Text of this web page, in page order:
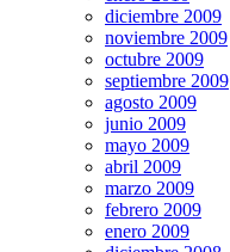
diciembre 2009
noviembre 2009
octubre 2009
septiembre 2009
agosto 2009
junio 2009
mayo 2009
abril 2009
marzo 2009
febrero 2009
enero 2009